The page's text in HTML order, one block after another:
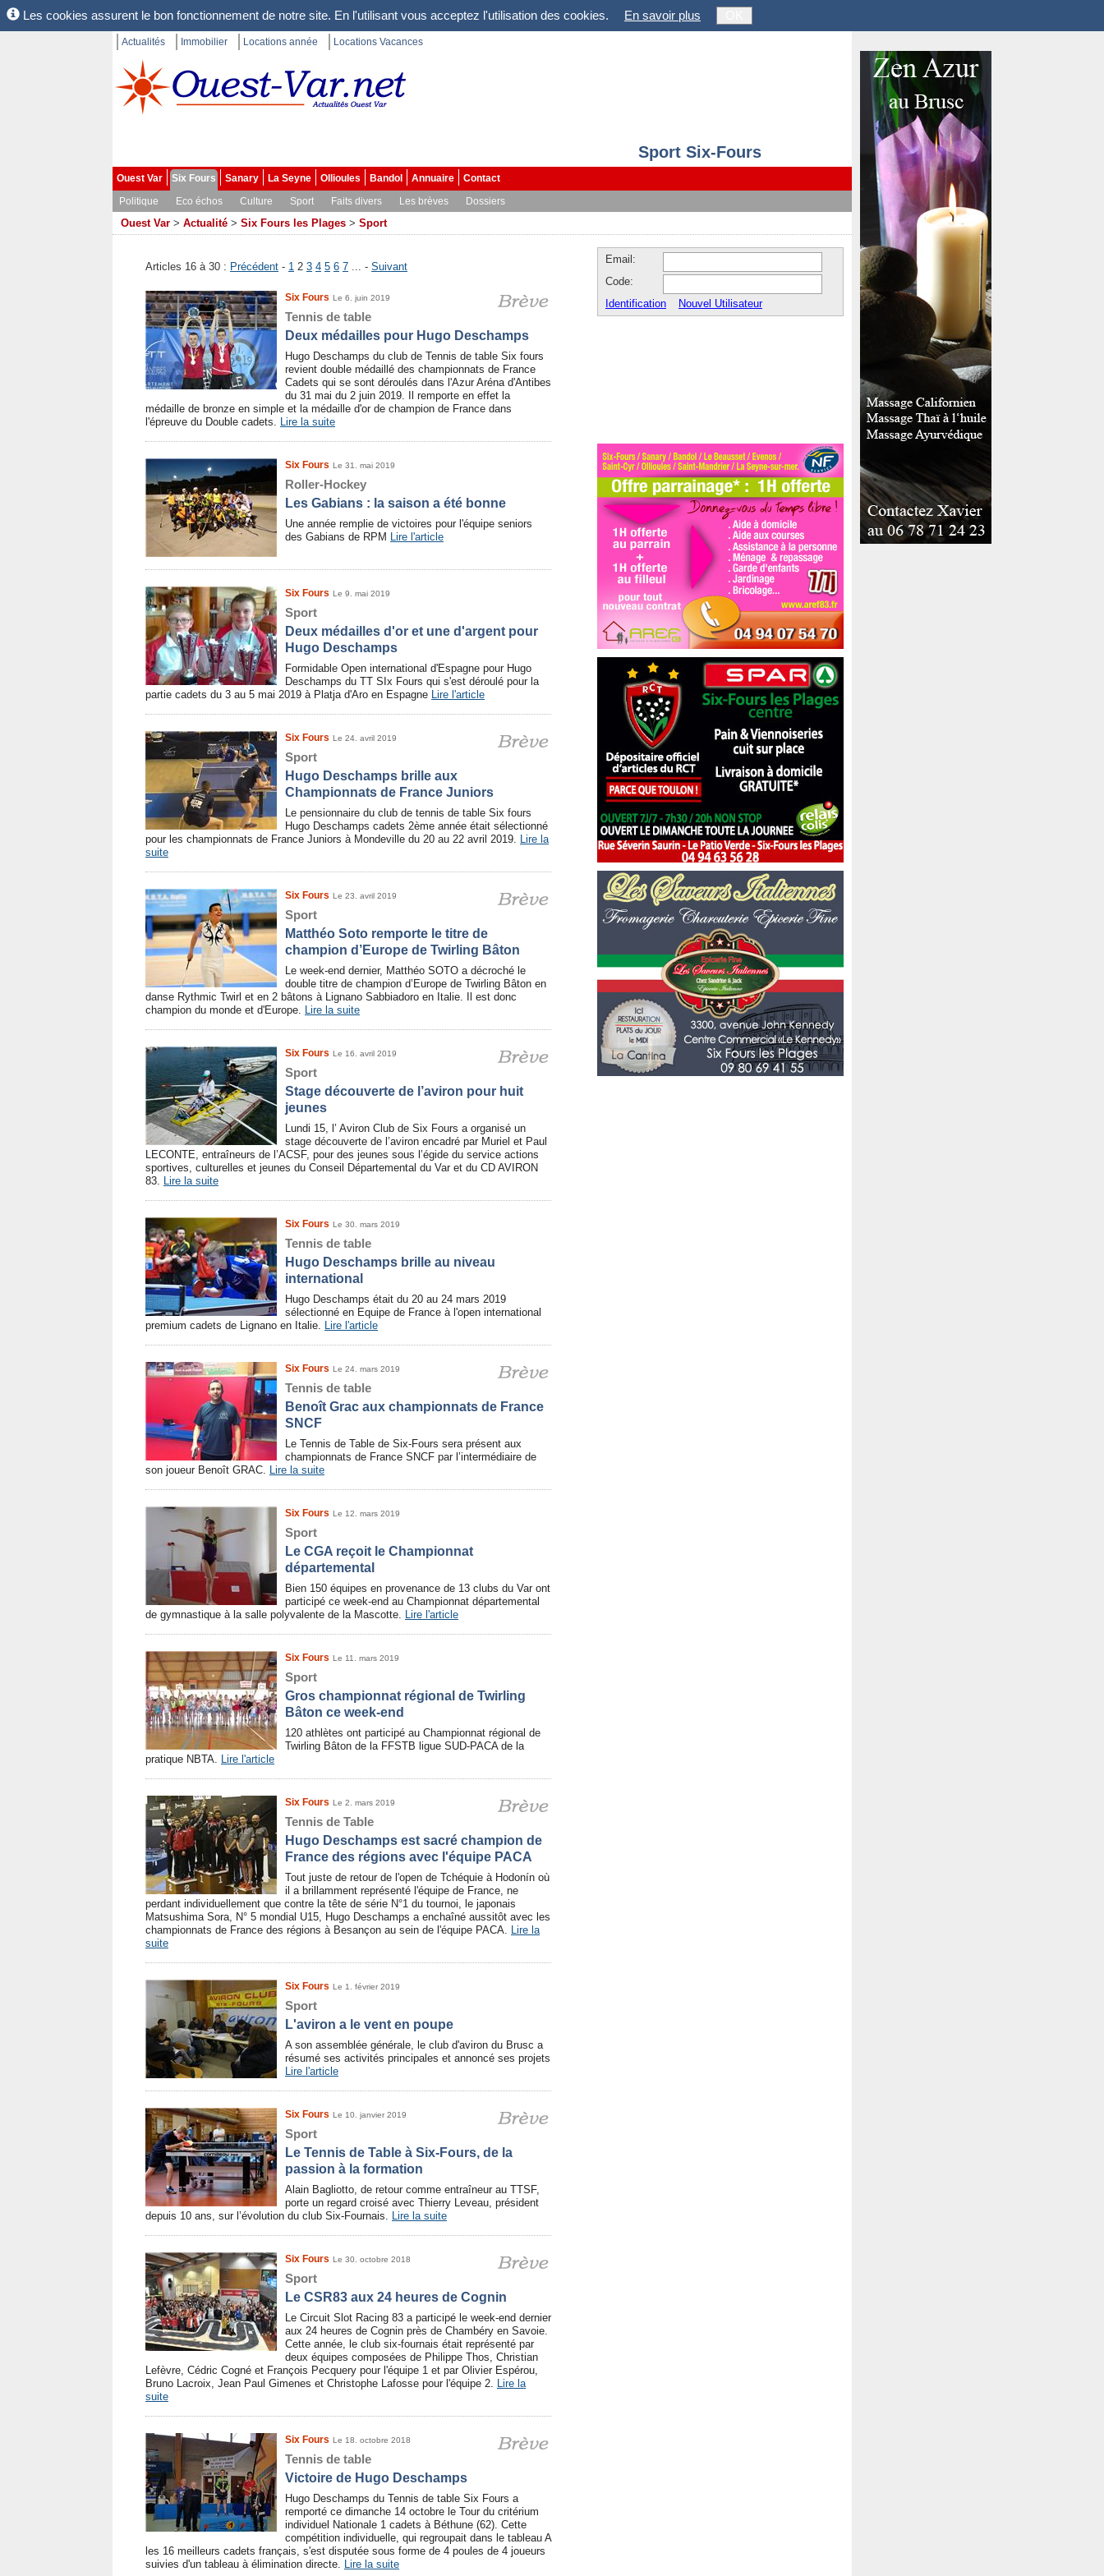
Les cookies assurent le bon fonctionnement de notre site. En l'utilisant vous acceptez l'utilisation des cookies. En savoir plus
Actualités Immobilier Locations année Locations Vacances
Sport Six-Fours
Ouest Var Six Fours Sanary La Seyne Ollioules Bandol Annuaire
Contact
Politique
Eco échos Culture Sport Faits divers Les brèves Dossiers
Ouest Var > Actualité > Six Fours les Plages > Sport
Articles 16 à 30 : Précédent - 1 2 3 4 5 6 7 ... - Suivant
Six Fours Le 6. juin 2019
Tennis de table
Deux médailles pour Hugo Deschamps
Hugo Deschamps du club de Tennis de table Six fours
revient double médaillé des championnats de France
Cadets qui se sont déroulés dans l'Azur Aréna d'Antibes
du 31 mai du 2 juin 2019. Il remporte en effet la
médaille de bronze en simple et la médaille d'or de champion de France dans
l'épreuve du Double cadets. Lire la suite
Six Fours Le 31. mai 2019
Roller-Hockey
Les Gabians : la saison a été bonne
Une année remplie de victoires pour l'équipe seniors
des Gabians de RPM Lire l'article
Six Fours Le 9. mai 2019
Sport
Deux médailles d'or et une d'argent pour
Hugo Deschamps
Formidable Open international d'Espagne pour Hugo
Deschamps du TT SIx Fours qui s'est déroulé pour la
partie cadets du 3 au 5 mai 2019 à Platja d'Aro en Espagne Lire l'article
Six Fours Le 24. avril 2019
Sport
Hugo Deschamps brille aux
Championnats de France Juniors
Le pensionnaire du club de tennis de table Six fours
Hugo Deschamps cadets 2ème année était sélectionné
pour les championnats de France Juniors à Mondeville du 20 au 22 avril 2019. Lire la
suite
Six Fours Le 23. avril 2019
Sport
Matthéo Soto remporte le titre de
champion d’Europe de Twirling Bâton
Le week-end dernier, Matthéo SOTO a décroché le
double titre de champion d’Europe de Twirling Bâton en
danse Rythmic Twirl et en 2 bâtons à Lignano Sabbiadoro en Italie. Il est donc
champion du monde et d'Europe. Lire la suite
Six Fours Le 16. avril 2019
Sport
Stage découverte de l’aviron pour huit
jeunes
Lundi 15, l’ Aviron Club de Six Fours a organisé un
stage découverte de l’aviron encadré par Muriel et Paul
LECONTE, entraîneurs de l’ACSF, pour des jeunes sous l’égide du service actions
sportives, culturelles et jeunes du Conseil Départemental du Var et du CD AVIRON
83. Lire la suite
Six Fours Le 30. mars 2019
Tennis de table
Hugo Deschamps brille au niveau
international
Hugo Deschamps était du 20 au 24 mars 2019
sélectionné en Equipe de France à l'open international
premium cadets de Lignano en Italie. Lire l'article
Six Fours Le 24. mars 2019
Tennis de table
Benoît Grac aux championnats de France
SNCF
Le Tennis de Table de Six-Fours sera présent aux
championnats de France SNCF par l’intermédiaire de
son joueur Benoît GRAC. Lire la suite
Six Fours Le 12. mars 2019
Sport
Le CGA reçoit le Championnat
départemental
Bien 150 équipes en provenance de 13 clubs du Var ont
participé ce week-end au Championnat départemental
de gymnastique à la salle polyvalente de la Mascotte. Lire l'article
Six Fours Le 11. mars 2019
Sport
Gros championnat régional de Twirling
Bâton ce week-end
120 athlètes ont participé au Championnat régional de
Twirling Bâton de la FFSTB ligue SUD-PACA de la
pratique NBTA. Lire l'article
Six Fours Le 2. mars 2019
Tennis de Table
Hugo Deschamps est sacré champion de
France des régions avec l'équipe PACA
Tout juste de retour de l'open de Tchéquie à Hodonín où
il a brillamment représenté l'équipe de France, ne
perdant individuellement que contre la tête de série N°1 du tournoi, le japonais
Matsushima Sora, N° 5 mondial U15, Hugo Deschamps a enchaîné aussitôt avec les
championnats de France des régions à Besançon au sein de l'équipe PACA. Lire la
suite
Six Fours Le 1. février 2019
Sport
L'aviron a le vent en poupe
A son assemblée générale, le club d'aviron du Brusc a
résumé ses activités principales et annoncé ses projets
Lire l'article
Six Fours Le 10. janvier 2019
Sport
Le Tennis de Table à Six-Fours, de la
passion à la formation
Alain Bagliotto, de retour comme entraîneur au TTSF,
porte un regard croisé avec Thierry Leveau, président
depuis 10 ans, sur l’évolution du club Six-Fournais. Lire la suite
Six Fours Le 30. octobre 2018
Sport
Le CSR83 aux 24 heures de Cognin
Le Circuit Slot Racing 83 a participé le week-end dernier
aux 24 heures de Cognin près de Chambéry en Savoie.
Cette année, le club six-fournais était représenté par
deux équipes composées de Philippe Thos, Christian
Lefèvre, Cédric Cogné et François Pecquery pour l'équipe 1 et par Olivier Espérou,
Bruno Lacroix, Jean Paul Gimenes et Christophe Lafosse pour l'équipe 2. Lire la
suite
Six Fours Le 18. octobre 2018
Tennis de table
Victoire de Hugo Deschamps
Hugo Deschamps du Tennis de table Six Fours a
remporté ce dimanche 14 octobre le Tour du critérium
individuel Nationale 1 cadets à Béthune (62). Cette
compétition individuelle, qui regroupait dans le tableau A
les 16 meilleurs cadets français, s'est disputée sous forme de 4 poules de 4 joueurs
suivies d'un tableau à élimination directe. Lire la suite
Email:
Code:
Identification
Nouvel Utilisateur